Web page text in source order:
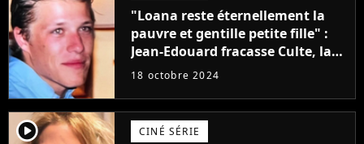
"Loana reste éternellement la
pauvre et gentille petite fille" :
Jean-Edouard fracasse Culte, la
série sur Loft Story, disponible
18 octobre 2024
player2 CINÉ SÉRIE